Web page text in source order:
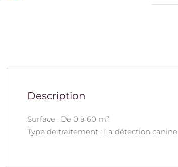
Description
Surface : De 0 à 60 m²
Type de traitement : La détection canine